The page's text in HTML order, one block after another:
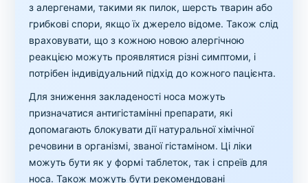
з алергенами, такими як пилок, шерсть тварин або
грибкові спори, якщо їх джерело відоме. Також слід
враховувати, що з кожною новою алергічною
реакцією можуть проявлятися різні симптоми, і
потрібен індивідуальний підхід до кожного пацієнта.
Для зниження закладеності носа можуть
призначатися антигістамінні препарати, які
допомагають блокувати дії натуральної хімічної
речовини в організмі, званої гістаміном. Ці ліки
можуть бути як у формі таблеток, так і спреїв для
носа. Також можуть бути рекомендовані